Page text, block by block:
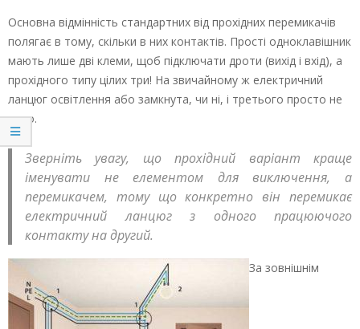
Основна відмінність стандартних від прохідних перемикачів
полягає в тому, скільки в них контактів. Прості одноклавішник
мають лише дві клеми, щоб підключати дроти (вихід і вхід), а
прохідного типу цілих три! На звичайному ж електричний
ланцюг освітлення або замкнута, чи ні, і третього просто не
дано.
Зверніть увагу, що прохідний варіант краще
іменувати не елементом для виключення, а
перемикачем, тому що конкретно він перемикає
електричний ланцюг з одного працюючого
контакту на другий.
За зовнішнім